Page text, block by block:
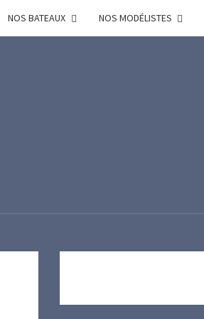
NOS BATEAUX NOS MODÉLISTES